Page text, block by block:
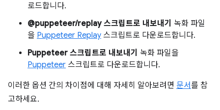
로드합니다.
@puppeteer/replay 스크립트로 내보내기 녹화 파일
을 Puppeteer Replay 스크립트로 다운로드합니다.
Puppeteer 스크립트로 내보내기 녹화 파일을
Puppeteer 스크립트로 다운로드합니다.
이러한 옵션 간의 차이점에 대해 자세히 알아보려면 문서를 참
고하세요.